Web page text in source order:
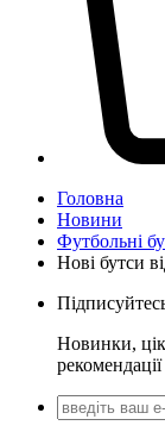
Головна
Новини
Футбольні
Нові бутси
Новинки,
рекомендації